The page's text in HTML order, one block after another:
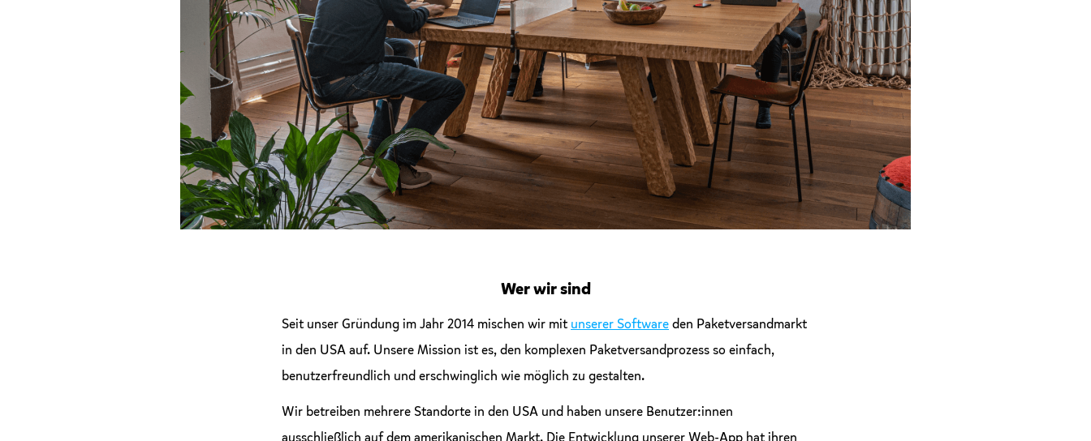
Wer wir sind
Seit unser Gründung im Jahr 2014 mischen wir mit unserer Software den Paketversandmarkt
in den USA auf. Unsere Mission ist es, den komplexen Paketversandprozess so einfach,
benutzerfreundlich und erschwinglich wie möglich zu gestalten.
Wir betreiben mehrere Standorte in den USA und haben unsere Benutzer:innen